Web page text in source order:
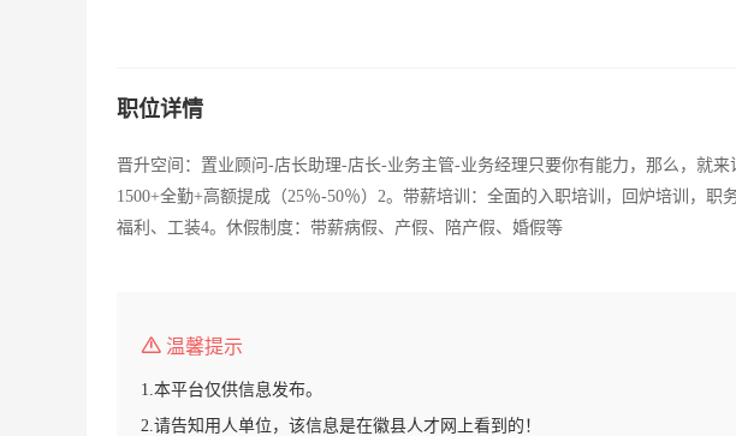
职位详情
晋升空间：置业顾问-店长助理-店长-业务主管-业务经理只要你有能力，那么，就
1500+全勤+高额提成（25％-50％）2。带薪培训：全面的入职培训，回炉培训，
福利、工装4。休假制度：带薪病假、产假、陪产假、婚假等
温馨提示
1.本平台仅供信息发布。
2.请告知用人单位，该信息是在徽县人才网上看到的！